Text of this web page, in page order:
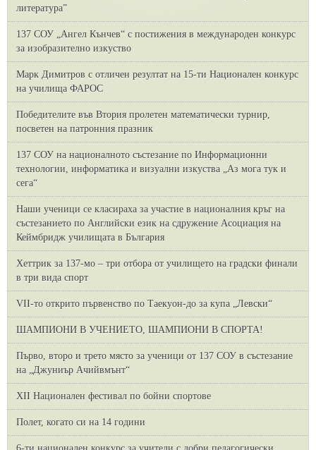
литература”
137 СОУ „Ангел Кънчев“ с постижения в международен конкурс
за изобразително изкуство
Марк Димитров с отличен резултат на 15-ти Национален конкурс
на училища ФАРОС
Победителите във Втория пролетен математически турнир,
посветен на патронния празник
137 СОУ на националното състезание по Информационни
технологии, информатика и визуални изкуства „Аз мога тук и
сега“
Наши ученици се класираха за участие в националния кръг на
състезанието по Английски език на сдружение Асоциация на
Кеймбридж училищата в България
Хеттрик за 137-мо – три отбора от училището на градски финали
в три вида спорт
VII-то открито първенство по Таекуон-до за купа „Левски“
ШАМПИОНИ В УЧЕНИЕТО, ШАМПИОНИ В СПОРТА!
Първо, второ и трето място за ученици от 137 СОУ в състезание
на „Джуниър Ачийвмънт“
XII Национален фестивал по бойни спортове
Полет, когато си на 14 години